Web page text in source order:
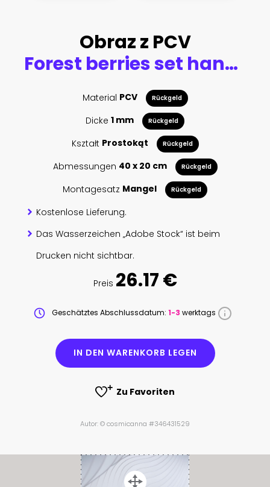
Obraz z PCV
Forest berries set hand drawn watercolor illustration isolated on white background
Material PCV Rückgeld
Dicke 1 mm Rückgeld
Kształt Prostokąt Rückgeld
Abmessungen 40 x 20 cm Rückgeld
Montagesatz Mangel Rückgeld
Kostenlose Lieferung.
Das Wasserzeichen „Adobe Stock“ ist beim
Drucken nicht sichtbar.
Preis 26.17 €
Geschätztes Abschlussdatum: 1-3 werktags
IN DEN WARENKORB LEGEN
Zu Favoriten
Autor: © cosmicanna #346431529